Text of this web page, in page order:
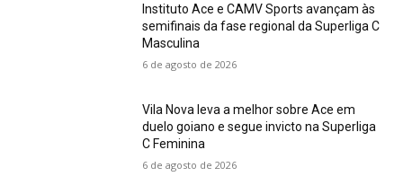
Instituto Ace e CAMV Sports avançam às
semifinais da fase regional da Superliga C
Masculina
6 de agosto de 2026
Vila Nova leva a melhor sobre Ace em
duelo goiano e segue invicto na Superliga
C Feminina
6 de agosto de 2026